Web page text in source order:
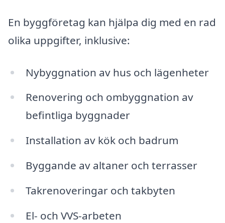
En byggföretag kan hjälpa dig med en rad
olika uppgifter, inklusive:
Nybyggnation av hus och lägenheter
Renovering och ombyggnation av
befintliga byggnader
Installation av kök och badrum
Byggande av altaner och terrasser
Takrenoveringar och takbyten
El- och VVS-arbeten